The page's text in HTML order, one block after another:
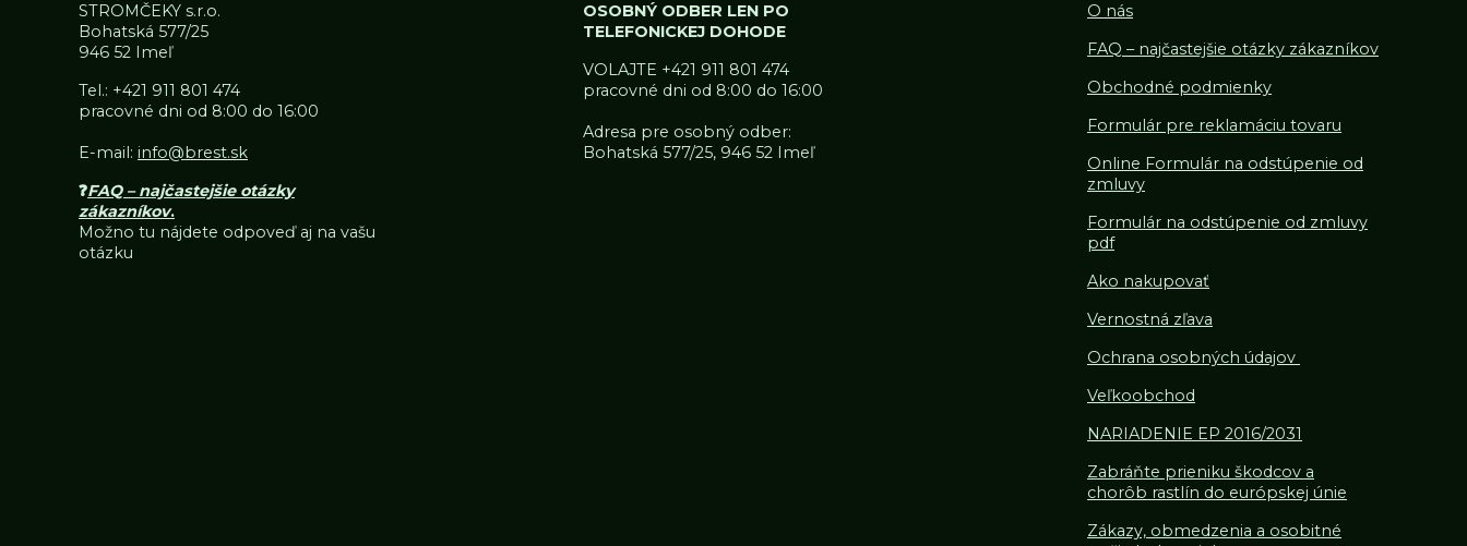
STROMČEKY s.r.o.
Bohatská 577/25
946 52 Imeľ
Tel.: +421 911 801 474
pracovné dni od 8:00 do 16:00
E-mail: info@brest.sk
❓FAQ – najčastejšie otázky
zákazníkov.
Možno tu nájdete odpoveď aj na vašu
otázku
OSOBNÝ ODBER LEN PO
TELEFONICKEJ DOHODE
VOLAJTE +421 911 801 474
pracovné dni od 8:00 do 16:00
Adresa pre osobný odber:
Bohatská 577/25, 946 52 Imeľ
O nás
FAQ – najčastejšie otázky zákazníkov
Obchodné podmienky
Formulár pre reklamáciu tovaru
Online Formulár na odstúpenie od
zmluvy
Formulár na odstúpenie od zmluvy
pdf
Ako nakupovať
Vernostná zľava
Ochrana osobných údajov
Veľkoobchod
NARIADENIE EP 2016/2031
Zabráňte prieniku škodcov a
chorôb rastlín do európskej únie
Zákazy, obmedzenia a osobitné